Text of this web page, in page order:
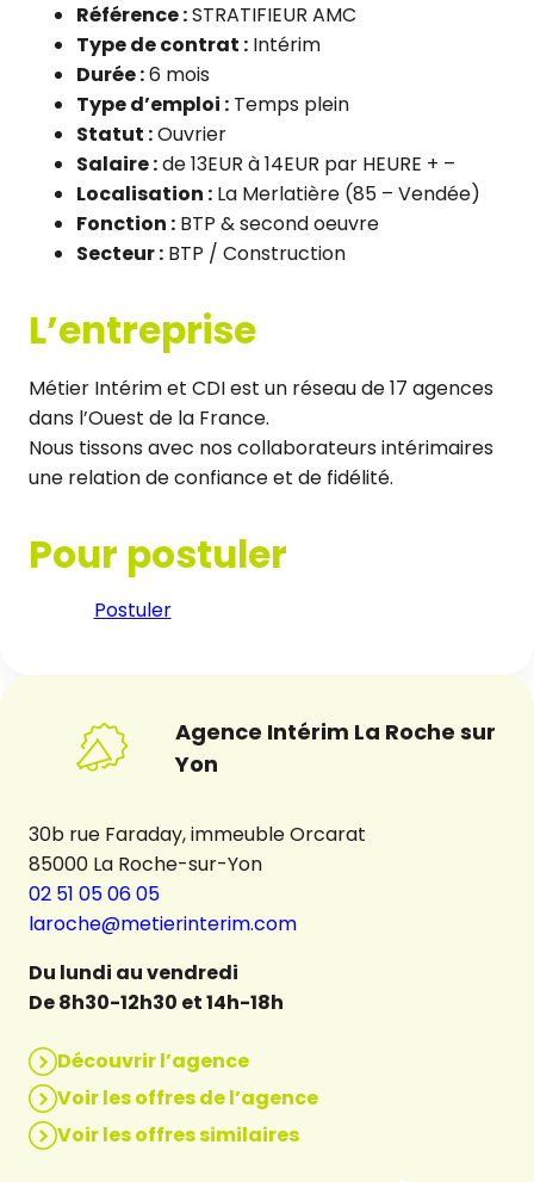
Référence :STRATIFIEUR AMC
Type de contrat : Intérim
Durée :6 mois
Type d’emploi : Temps plein
Statut :Ouvrier
Salaire :de 13EUR à 14EUR par HEURE + –
Localisation : La Merlatière (85 – Vendée)
Fonction : BTP & second oeuvre
Secteur : BTP / Construction
L’entreprise
Métier Intérim et CDI est un réseau de 17 agences
dans l’Ouest de la France.
Nous tissons avec nos collaborateurs intérimaires
une relation de confiance et de fidélité.
Pour postuler
Postuler
Agence Intérim La Roche sur
Yon
30b rue Faraday, immeuble Orcarat
85000 La Roche-sur-Yon
02 51 05 06 05
laroche@metierinterim.com
Du lundi au vendredi
De 8h30-12h30 et 14h-18h
Découvrir l’agence
Voir les offres de l’agence
Voir les offres similaires